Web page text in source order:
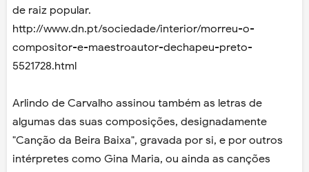
de raiz popular.
http://www.dn.pt/sociedade/interior/morreu-o-
compositor-e-maestroautor-dechapeu-preto-
5521728.html
Arlindo de Carvalho assinou também as letras de
algumas das suas composições, designadamente
"Canção da Beira Baixa", gravada por si, e por outros
intérpretes como Gina Maria, ou ainda as canções